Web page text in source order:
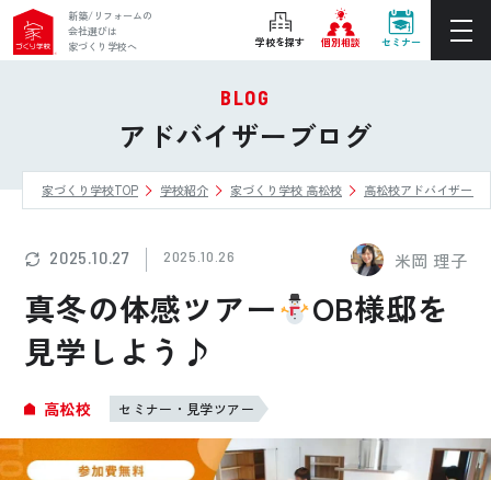
新築/リフォームの
会社選びは
家づくり学校へ
学校を探す 個別相談 セミナー
ぴったりの住宅会社をご提案
個別相談
後悔しない家づくりをレクチャー
セミナーをみる
ご利用は無料！全国20校
お近くの学校を探す
ホーム
家づくり学校とは
BLOG
アドバイザーブログ
家づくり学校TOP 学校紹介 家づくり学校 高松校 高松校アドバイザーブ
2025.10.27 2025.10.26 米岡 理子
真冬の体感ツアー
OB様邸を
見学しよう♪
高松校 セミナー・見学ツアー